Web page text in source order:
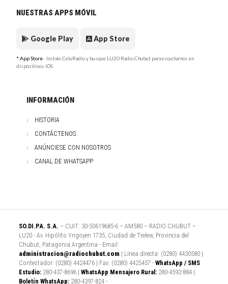
NUESTRAS APPS MÓVIL
Google Play App Store
* App Store- Instale CeluRadio y busque LU20 Radio Chubut para escucharnos en
dispositivos iOS
INFORMACIÓN
HISTORIA
CONTÁCTENOS
ANÚNCIESE CON NOSOTROS
CANAL DE WHATSAPP
SO.DI.PA. S.A. – CUIT: 30-50619685-6 – AM580 – RADIO CHUBUT –
LU20 - Av. Hipólito Yrigoyen 1735, Ciudad de Trelew, Provincia del
Chubut, Patagonia Argentina - Email:
administracion@radiochubut.com | Línea directa: (0280) 4430580 |
Contestador: (0280) 4424476 | Fax: (0280) 4425457 - WhatsApp / SMS
Estudio: 280-437-8696 | WhatsApp Mensajero Rural: 280-4592-884 |
Boletín WhatsApp: 280-4397-824 -